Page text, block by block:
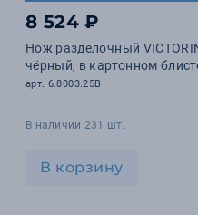
8 524 ₽
Нож разделочный
чёрный, в картонном
арт. 6.8003.25B
В наличии 231 шт.
В корзину